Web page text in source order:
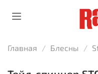
Главная Блесны